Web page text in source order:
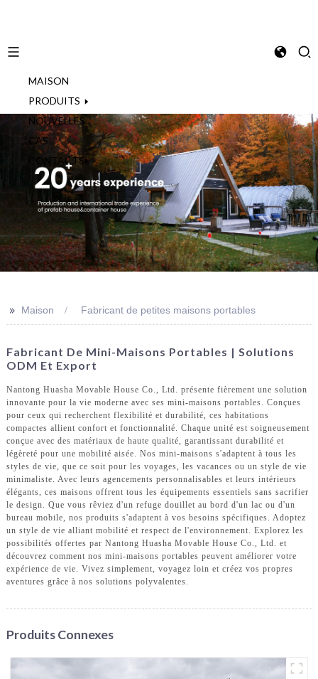
MAISON
PRODUITS
NOUVELLES
CAS
CONTACTS
>> Maison Fabricant de petites maisons portables
Fabricant De Mini-Maisons Portables | Solutions
ODM Et Export
Nantong Huasha Movable House Co., Ltd. présente fièrement une solution
innovante pour la vie moderne avec ses mini-maisons portables. Conçues
pour ceux qui recherchent flexibilité et durabilité, ces habitations
compactes allient confort et fonctionnalité. Chaque unité est soigneusement
conçue avec des matériaux de haute qualité, garantissant durabilité et
légèreté pour une mobilité aisée. Nos mini-maisons s'adaptent à tous les
styles de vie, que ce soit pour les voyages, les vacances ou un style de vie
minimaliste. Avec leurs agencements personnalisables et leurs intérieurs
élégants, ces maisons offrent tous les équipements essentiels sans sacrifier
le design. Que vous rêviez d'un refuge douillet au bord d'un lac ou d'un
bureau mobile, nos produits s'adaptent à vos besoins spécifiques. Adoptez
un style de vie alliant mobilité et respect de l'environnement. Explorez les
possibilités offertes par Nantong Huasha Movable House Co., Ltd. et
découvrez comment nos mini-maisons portables peuvent améliorer votre
expérience de vie. Vivez simplement, voyagez loin et créez vos propres
aventures grâce à nos solutions polyvalentes.
Produits Connexes